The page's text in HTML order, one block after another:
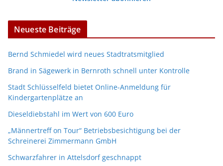
Neueste Beiträge
Bernd Schmiedel wird neues Stadtratsmitglied
Brand in Sägewerk in Bernroth schnell unter Kontrolle
Stadt Schlüsselfeld bietet Online-Anmeldung für
Kindergartenplätze an
Dieseldiebstahl im Wert von 600 Euro
„Männertreff on Tour“ Betriebsbesichtigung bei der
Schreinerei Zimmermann GmbH
Schwarzfahrer in Attelsdorf geschnappt